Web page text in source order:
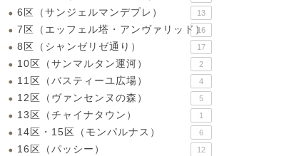
6区（サンジェルマンデプレ） 13
7区（エッフェル塔・アンヴァリッド）
16
8区（シャンゼリゼ通り） 17
10区（サンマルタン運河） 2
11区（バスティーユ広場） 4
12区（ヴァンセンヌの森） 5
13区（チャイナタウン） 1
14区・15区（モンパルナス） 6
16区（パッシー） 12